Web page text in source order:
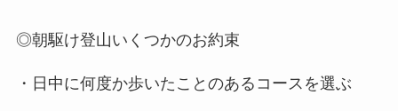
◎朝駆け登山いくつかのお約束
・日中に何度か歩いたことのあるコースを選ぶ